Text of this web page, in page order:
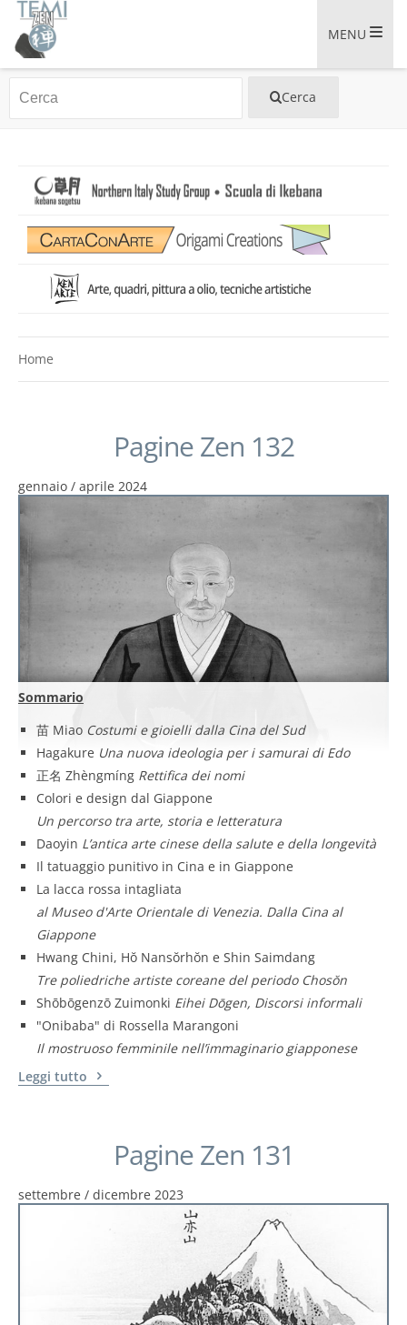
MENU
Home
Pagine Zen 132
gennaio / aprile 2024
Sommario
苗 Miao Costumi e gioielli dalla Cina del Sud
Hagakure Una nuova ideologia per i samurai di Edo
正名 Zhèngmíng Rettifica dei nomi
Colori e design dal Giappone
Un percorso tra arte, storia e letteratura
Daoyin L’antica arte cinese della salute e della longevità
Il tatuaggio punitivo in Cina e in Giappone
La lacca rossa intagliata
al Museo d'Arte Orientale di Venezia. Dalla Cina al
Giappone
Hwang Chini, Hŏ Nansŏrhŏn e Shin Saimdang
Tre poliedriche artiste coreane del periodo Chosŏn
Shōbōgenzō Zuimonki Eihei Dōgen, Discorsi informali
"Onibaba" di Rossella Marangoni
Il mostruoso femminile nell’immaginario giapponese
Leggi tutto
Pagine Zen 131
settembre / dicembre 2023